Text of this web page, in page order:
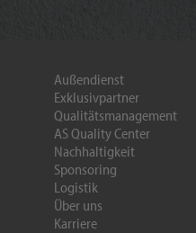
Außendienst
Exklusivpartner
Qualitätsmanagement
AS Quality Center
Nachhaltigkeit
Sponsoring
Logistik
Über uns
Karriere